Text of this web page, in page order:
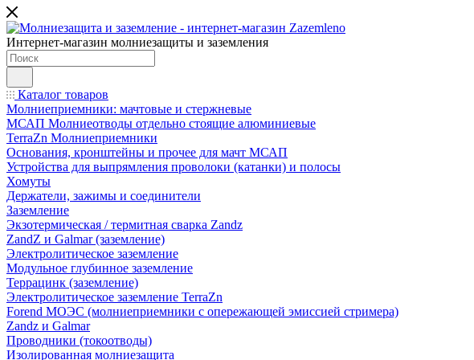
Интернет-магазин молниезащиты и заземления
Каталог товаров
Молниеприемники: мачтовые и стержневые
МСАП Молниеотводы отдельно стоящие алюминиевые
TerraZn Молниеприемники
Основания, кронштейны и прочее для мачт МСАП
Устройства для выпрямления проволоки (катанки) и полосы
Хомуты
Держатели, зажимы и соединители
Заземление
Экзотермическая / термитная сварка Zandz
ZandZ и Galmar (заземление)
Электролитическое заземление
Модульное глубинное заземление
Террацинк (заземление)
Электролитическое заземление TerraZn
Forend МОЭС (молниеприемники с опережающей эмиссией стримера)
Zandz и Galmar
Проводники (токоотводы)
Изолированная молниезащита